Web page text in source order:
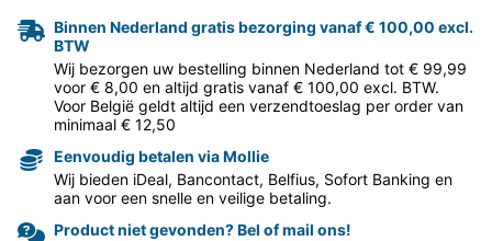
Binnen Nederland gratis bezorging vanaf € 100,00 excl.
BTW
Wij bezorgen uw bestelling binnen Nederland tot € 99,99
voor € 8,00 en altijd gratis vanaf € 100,00 excl. BTW.
Voor België geldt altijd een verzendtoeslag per order van
minimaal € 12,50
Eenvoudig betalen via Mollie
Wij bieden iDeal, Bancontact, Belfius, Sofort Banking en
aan voor een snelle en veilige betaling.
Product niet gevonden? Bel of mail ons!